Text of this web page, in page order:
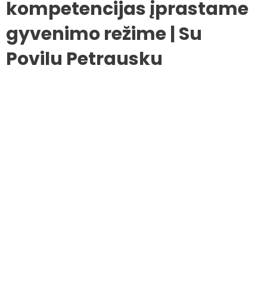
kompetencijas įprastame
gyvenimo režime | Su
Povilu Petrausku